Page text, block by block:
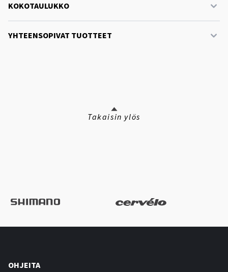
KOKOTAULUKKO
YHTEENSOPIVAT TUOTTEET
Takaisin ylös
OHJEITA